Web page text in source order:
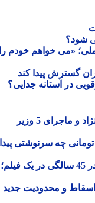
«می خواهم خودم را
پیدا کند
آستانه جدایی؟
مسکن مهر به کجا رسید؟ تصمیم احمدی نژاد و ماجرای 5 وزیر
چه سرنوشتی پیدا
عکس| سفر زمان؛ چهره فتحعلی اویسی در 45 سالگی در یک فیلم؛
و محدودیت جدید